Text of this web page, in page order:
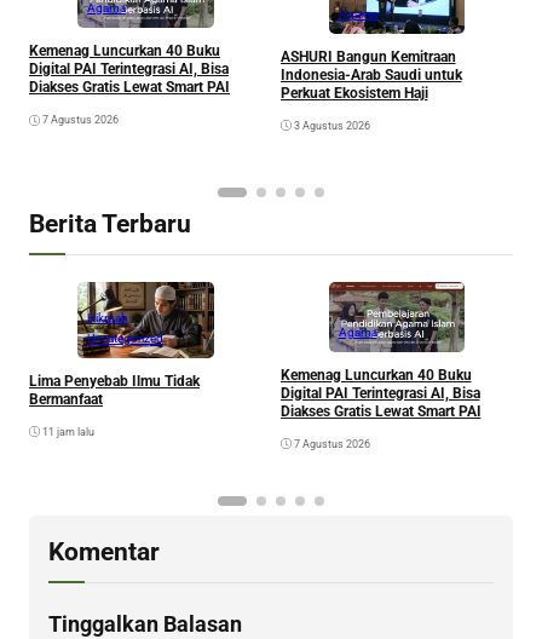
Agama
Kemenag Luncurkan 40 Buku
Digital PAI Terintegrasi AI, Bisa
Diakses Gratis Lewat Smart PAI
7 Agustus 2026
Agama
ASHURI Bangun Kemitraan
Indonesia-Arab Saudi untuk
Perkuat Ekosistem Haji
3 Agustus 2026
Berita Terbaru
Hikmah
Uncategorized
Lima Penyebab Ilmu Tidak
Bermanfaat
11 jam lalu
Agama
Kemenag Luncurkan 40 Buku
Digital PAI Terintegrasi AI, Bisa
Diakses Gratis Lewat Smart PAI
7 Agustus 2026
Komentar
Tinggalkan Balasan